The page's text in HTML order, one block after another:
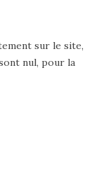
sur le site,
nul, pour la